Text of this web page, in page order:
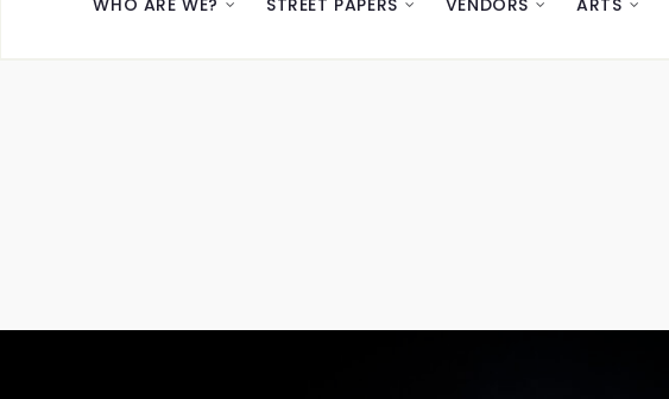
WHO ARE WE? STREET PAPERS VENDORS ARTS